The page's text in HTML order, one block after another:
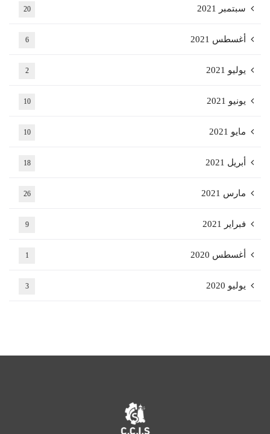
سبتمبر 2021 20
أغسطس 2021 6
يوليو 2021 2
يونيو 2021 10
مايو 2021 10
أبريل 2021 18
مارس 2021 26
فبراير 2021 9
أغسطس 2020 1
يوليو 2020 3